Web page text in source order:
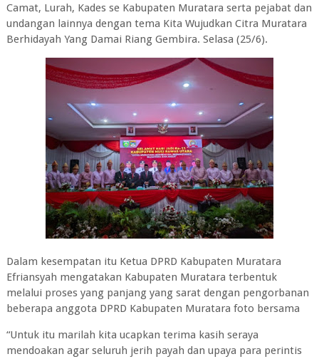
Camat, Lurah, Kades se Kabupaten Muratara serta pejabat dan
undangan lainnya dengan tema Kita Wujudkan Citra Muratara
Berhidayah Yang Damai Riang Gembira. Selasa (25/6).
Dalam kesempatan itu Ketua DPRD Kabupaten Muratara
Efriansyah mengatakan Kabupaten Muratara terbentuk
melalui proses yang panjang yang sarat dengan pengorbanan
beberapa anggota DPRD Kabupaten Muratara foto bersama
“Untuk itu marilah kita ucapkan terima kasih seraya
mendoakan agar seluruh jerih payah dan upaya para perintis